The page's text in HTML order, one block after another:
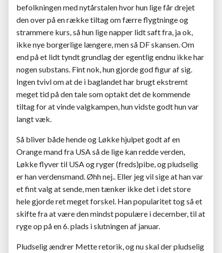
befolkningen med nytårstalen hvor hun lige får drejet
den over på en række tiltag om færre flygtninge og
strammere kurs, så hun lige napper lidt saft fra, ja ok,
ikke nye borgerlige længere, men så DF skansen. Om
end på et lidt tyndt grundlag der egentlig endnu ikke har
nogen substans. Fint nok, hun gjorde god figur af sig.
Ingen tvivl om at de i baglandet har brugt ekstremt
meget tid på den tale som optakt det de kommende
tiltag for at vinde valgkampen, hun vidste godt hun var
langt væk.
Så bliver både hende og Løkke hjulpet godt af en
Orange mand fra USA så de lige kan redde verden,
Løkke flyver til USA og ryger (freds)pibe, og pludselig
er han verdensmand. Øhh nej.. Eller jeg vil sige at han var
et fint valg at sende, men tænker ikke det i det store
hele gjorde ret meget forskel. Han popularitet tog så et
skifte fra at være den mindst populære i december, til at
ryge op på en 6. plads i slutningen af januar.
Pludselig ændrer Mette retorik, og nu skal der pludselig